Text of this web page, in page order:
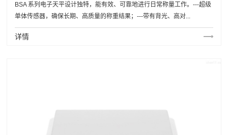
BSA 系列电子天平设计独特，能有效、可靠地进行日常称量工作。---超级
单体传感器，确保长期、高质量的称重结果；---带有背光、高对...
详情